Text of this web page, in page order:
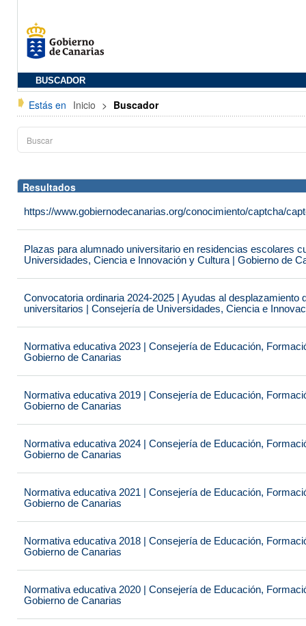
BUSCADOR
Estás en Inicio > Buscador
Resultados
https://www.gobiernodecanarias.org/conocimiento/captcha/
Plazas para alumnado universitario en residencias escolares
Universidades, Ciencia e Innovación y Cultura | Gobierno de
Convocatoria ordinaria 2024-2025 | Ayudas al desplazamiento
universitarios | Consejería de Universidades, Ciencia e
Normativa educativa 2023 | Consejería de Educación,
Gobierno de Canarias
Normativa educativa 2019 | Consejería de Educación,
Gobierno de Canarias
Normativa educativa 2024 | Consejería de Educación,
Gobierno de Canarias
Normativa educativa 2021 | Consejería de Educación,
Gobierno de Canarias
Normativa educativa 2018 | Consejería de Educación,
Gobierno de Canarias
Normativa educativa 2020 | Consejería de Educación,
Gobierno de Canarias